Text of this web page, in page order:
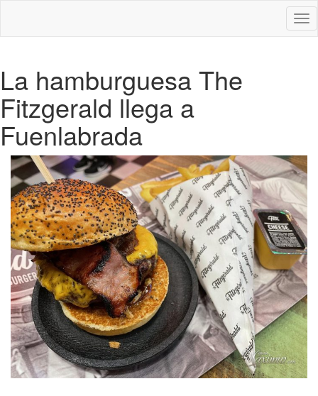
La hamburguesa The
Fitzgerald llega a
Fuenlabrada